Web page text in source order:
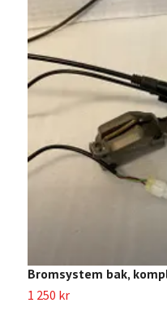
Bromsystem bak,
1 250 kr